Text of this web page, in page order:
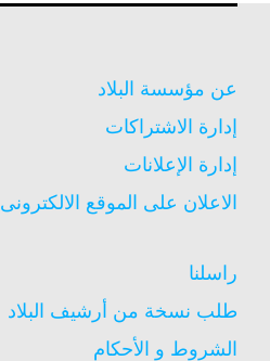
عن مؤسسة البلاد
إدارة الاشتراكات
إدارة الإعلانات
الاعلان على الموقع الالكترونى
راسلنا
طلب نسخة من أرشيف البلاد
الشروط و الأحكام